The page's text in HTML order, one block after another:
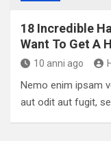
18 Incredible
Want To Get A
10 anni ago
Nemo enim ipsam
aut odit aut fugit,